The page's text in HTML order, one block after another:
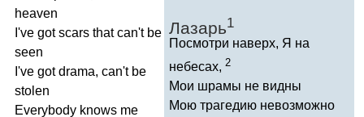
heaven
I've got scars that can't be
seen
I've got drama, can't be
stolen
Everybody knows me
Лазарь1
Посмотри наверх, Я на
небесах, 2
Мои шрамы не видны
Мою трагедию невозможно